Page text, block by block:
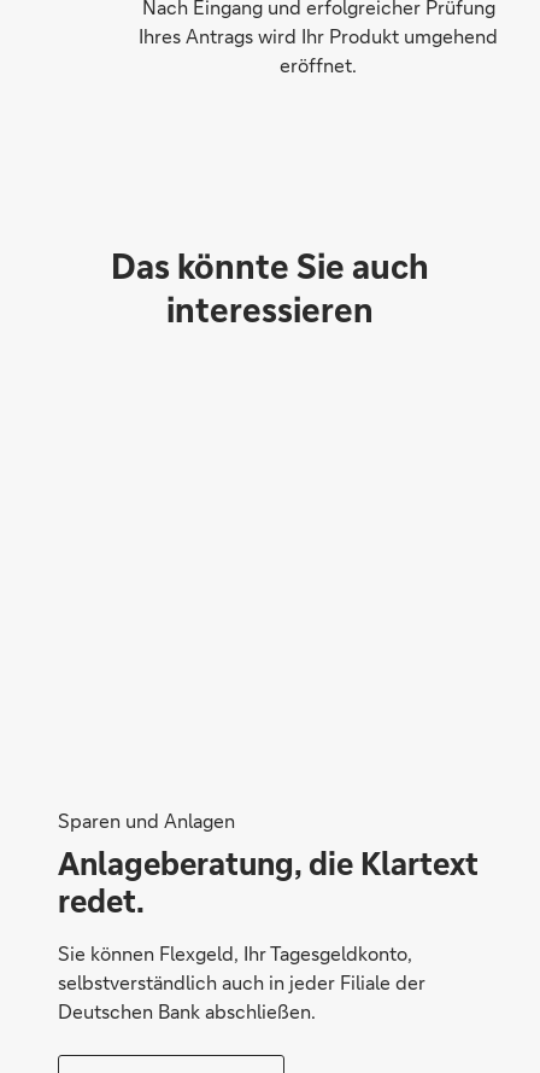
Nach Eingang und erfolgreicher Prüfung
Ihres Antrags wird Ihr Produkt umgehend
eröffnet.
Das könnte Sie auch
interessieren
Sparen und Anlagen
Anlageberatung, die Klartext
redet.
Sie können Flexgeld, Ihr Tagesgeldkonto,
selbstverständlich auch in jeder Filiale der
Deutschen Bank abschließen.